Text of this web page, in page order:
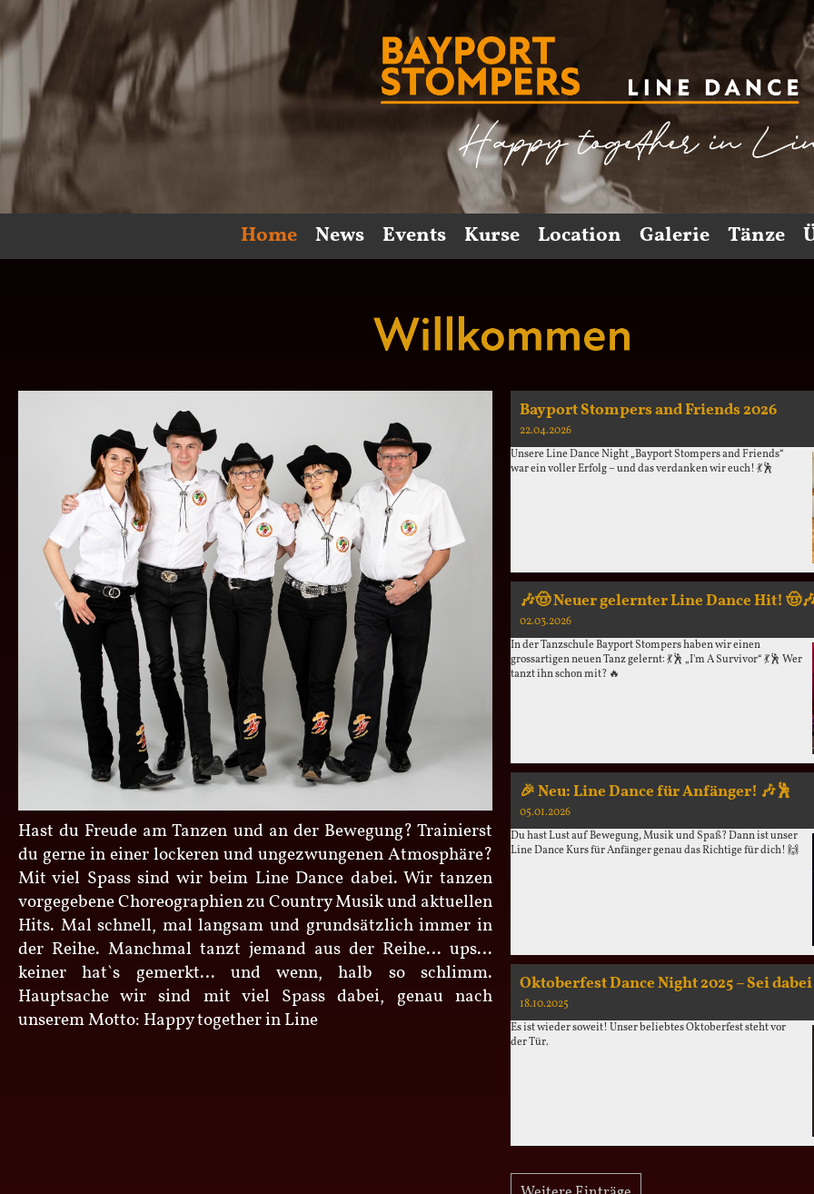
Home News Events Kurse Location Galerie Tänze
Hast du Freude am Tanzen und an der Bewegung? Trainierst
du gerne in einer lockeren und ungezwungenen Atmosphäre?
Mit viel Spass sind wir beim Line Dance dabei. Wir tanzen
vorgegebene Choreographien zu Country Musik und aktuellen
Hits. Mal schnell, mal langsam und grundsätzlich immer in
der Reihe. Manchmal tanzt jemand aus der Reihe… ups…
keiner hat`s gemerkt… und wenn, halb so schlimm.
Hauptsache wir sind mit viel Spass dabei, genau nach
unserem Motto: Happy together in Line
Bayport Stompers and Friends 2026
22.04.2026
Unsere Line Dance Night „Bayport Stompers and Friends“
war ein voller Erfolg – und das verdanken wir euch! 💃🕺
🎶🤠 Neuer gelernter Line Dance Hit!
02.03.2026
In der Tanzschule Bayport Stompers haben wir einen
grossartigen neuen Tanz gelernt: 💃🕺 „I'm A Survivor“ 💃🕺 Wer
tanzt ihn schon mit? 🔥
🎉 Neu: Line Dance für Anfänger! 🎶🕺
05.01.2026
Du hast Lust auf Bewegung, Musik und Spaß? Dann ist unser
Line Dance Kurs für Anfänger genau das Richtige für dich! 🙌
Oktoberfest Dance Night 2025 – Sei
18.10.2025
Es ist wieder soweit! Unser beliebtes Oktoberfest steht vor
der Tür.